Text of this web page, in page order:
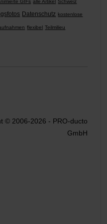
GIFs alle Artikel Schweiz
Datenschutz kostenlose
flexibel Teilmilieu
© 2006-2026 - PRO-ducto
GmbH